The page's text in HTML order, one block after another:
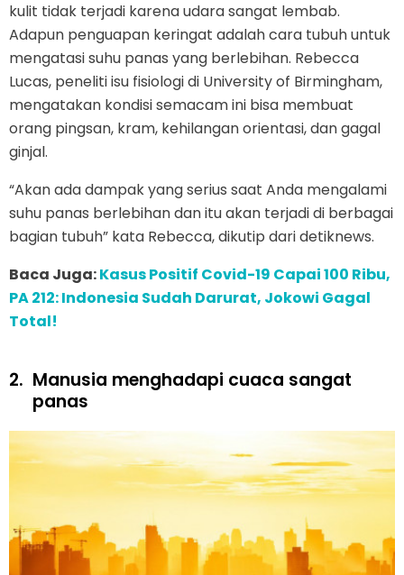
kulit tidak terjadi karena udara sangat lembab.
Adapun penguapan keringat adalah cara tubuh untuk
mengatasi suhu panas yang berlebihan. Rebecca
Lucas, peneliti isu fisiologi di University of Birmingham,
mengatakan kondisi semacam ini bisa membuat
orang pingsan, kram, kehilangan orientasi, dan gagal
ginjal.
“Akan ada dampak yang serius saat Anda mengalami
suhu panas berlebihan dan itu akan terjadi di berbagai
bagian tubuh” kata Rebecca, dikutip dari detiknews.
Baca Juga:Kasus Positif Covid-19 Capai 100 Ribu,
PA 212: Indonesia Sudah Darurat, Jokowi Gagal
Total!
2. Manusia menghadapi cuaca sangat
panas